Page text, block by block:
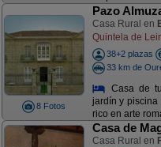
8 Fotos
Pazo
Casa Rural en
Quintela de
38+2 plazas
33 km de
Casa de
jardín y piscina
rico en arte
Casa de
Casa Rural en